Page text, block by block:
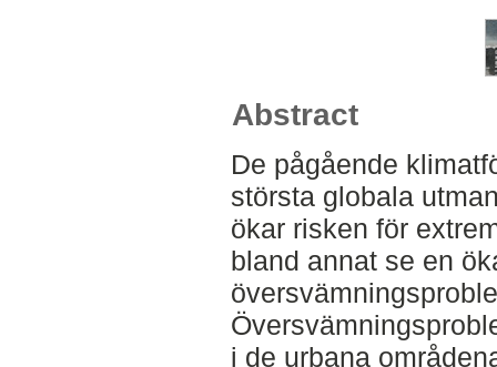
Abstract
De pågående
största globala
ökar risken för
bland annat se en
i de urbana